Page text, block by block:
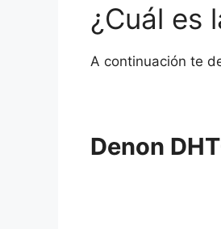
¿Cuál es
A continuación te
Denon